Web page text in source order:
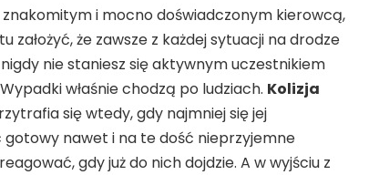
i mocno doświadczonym kierowcą,
założyć, że zawsze z każdej sytuacji na drodze
nie staniesz się aktywnym uczestnikiem
właśnie chodzą po ludziach. Kolizja
się wtedy, gdy najmniej się jej
gotowy nawet i na te dość nieprzyjemne
gdy już do nich dojdzie. A w wyjściu z